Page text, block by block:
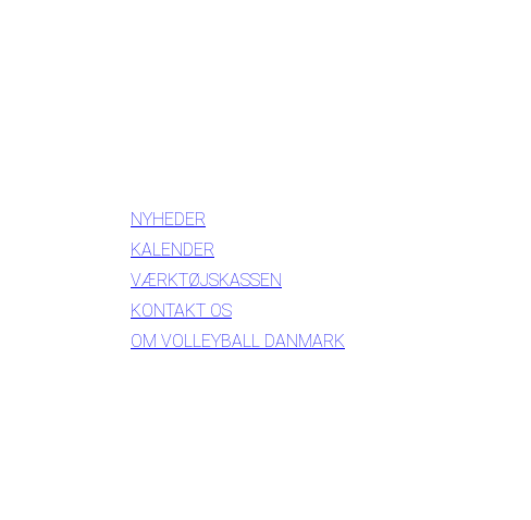
NYHEDER
KALENDER
VÆRKTØJSKASSEN
KONTAKT OS
OM VOLLEYBALL DANMARK